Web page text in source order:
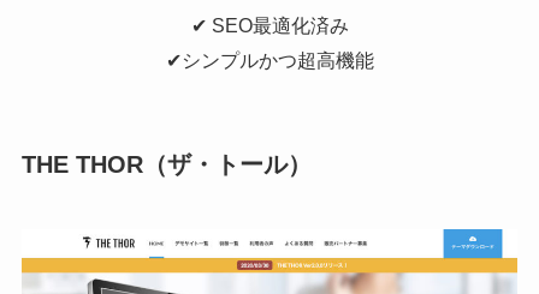
✔︎ SEO最適化済み
✔︎シンプルかつ超高機能
THE THOR（ザ・トール）